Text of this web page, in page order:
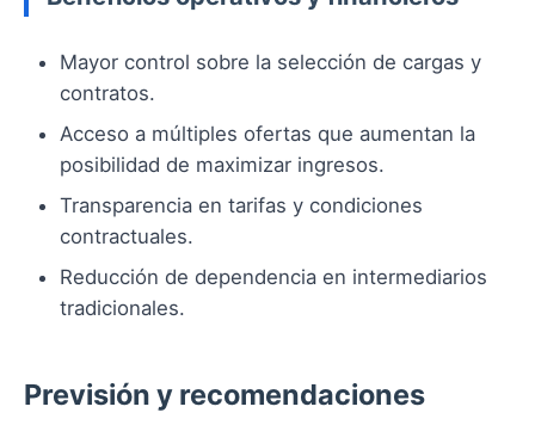
Mayor control sobre la selección de cargas y
contratos.
Acceso a múltiples ofertas que aumentan la
posibilidad de maximizar ingresos.
Transparencia en tarifas y condiciones
contractuales.
Reducción de dependencia en intermediarios
tradicionales.
Previsión y recomendaciones